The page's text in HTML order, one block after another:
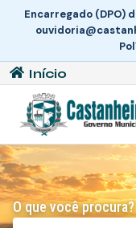
Encarregado (DPO)
Início
O que você procura?